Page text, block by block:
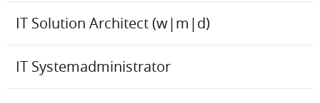
IT Solution Architect (w|m|d)
IT Systemadministrator